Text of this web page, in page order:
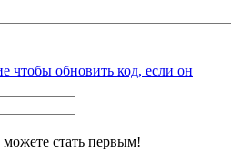
стать первым!